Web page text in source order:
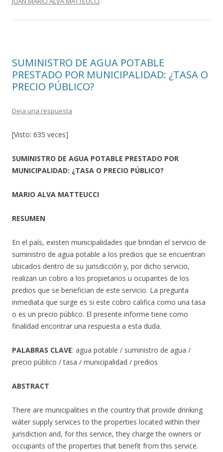
SUMINISTRO DE AGUA POTABLE
PRESTADO POR MUNICIPALIDAD: ¿TASA O
PRECIO PÚBLICO?
Deja una respuesta
[Visto: 635 veces]
SUMINISTRO DE AGUA POTABLE PRESTADO POR
MUNICIPALIDAD: ¿TASA O PRECIO PÚBLICO?
MARIO ALVA MATTEUCCI
RESUMEN
En el país, existen municipalidades que brindan el servicio de
suministro de agua potable a los predios que se encuentran
ubicados dentro de su jurisdicción y, por dicho servicio,
realizan un cobro a los propietarios u ocupantes de los
predios que se benefician de este servicio. La pregunta
inmediata que surge es si este cobro califica como una tasa
o es un precio público. El presente informe tiene como
finalidad encontrar una respuesta a esta duda.
PALABRAS CLAVE: agua potable / suministro de agua /
precio público / tasa / municipalidad / predios
ABSTRACT
There are municipalities in the country that provide drinking
wáter supply services to the properties located within their
jurisdiction and, for this service, they charge the owners or
occupants of the properties that benefit from this service.